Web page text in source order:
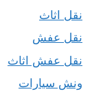
نقل اثاث
نقل عفش
نقل عفش اثاث
ونش سيارات